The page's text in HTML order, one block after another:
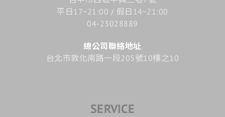
平日17~21:00 / 假日14~21:00
04-23028889
總公司聯絡地址
台北市敦化南路一段205號10樓之10
SERVICE